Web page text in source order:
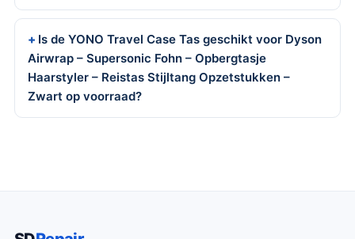
Is de YONO Travel Case Tas geschikt voor Dyson
Airwrap – Supersonic Fohn – Opbergtasje
Haarstyler – Reistas Stijltang Opzetstukken –
Zwart op voorraad?